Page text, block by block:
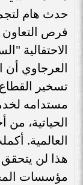
حدث هام
فرص
الاحتفالية
العرجاوي
تسخير
مستدامه
الحياتية،
العالمية.
هذا لن يتحقق
مؤسسات